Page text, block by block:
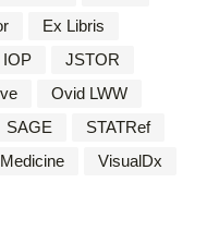
Ex Libris
IOP
JSTOR
Ovid LWW
SAGE
STATRef
VisualDx